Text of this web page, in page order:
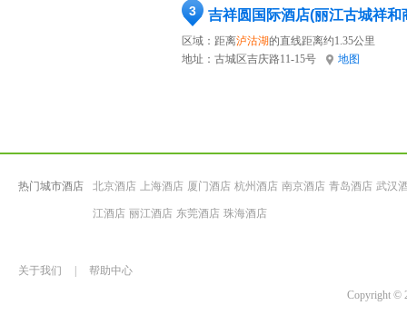
3 吉祥圆国际酒店(丽江古城祥和
区域：距离泸沽湖的直线距离约1.35公里
地址： 古城区吉庆路11-15号 地图
热门城市酒店 北京酒店 上海酒店 厦门酒店 杭州酒店 南京酒店 青岛酒店 武汉
江酒店 丽江酒店 东莞酒店 珠海酒店
关于我们
帮助中心
Copyright ©